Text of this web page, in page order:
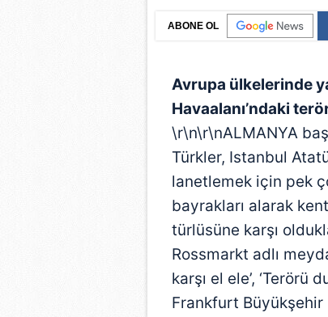
ABONE OL
Avrupa ülkelerinde
Havaalanı’ndaki
\r\n\r\nALMANYA
Türkler, Istanbul
lanetlemek için pek
bayrakları alarak
türlüsüne karşı
Rossmarkt adlı
karşı el ele’, ‘Terörü
Frankfurt Büyükşehir